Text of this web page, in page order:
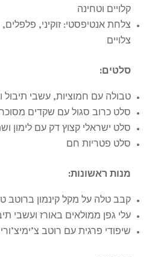
קלויים וטחינה
צלחת אנטיפסטי: זוקיני,
צלויים
סלטים:
טבולה עם חמוציות, עשבי תיבול
סלט כרוב סגול עם שקדים
סלט ישראלי קצוץ דק עם לימון
סלט פטריות חם
מנות ראשונות:
קבב טלה על מקל קינמון ברוטב
עלי גפן ממולאים באורז ועשבי
שיפודי פרגית עם רוטב צ’ימיצ’ורי